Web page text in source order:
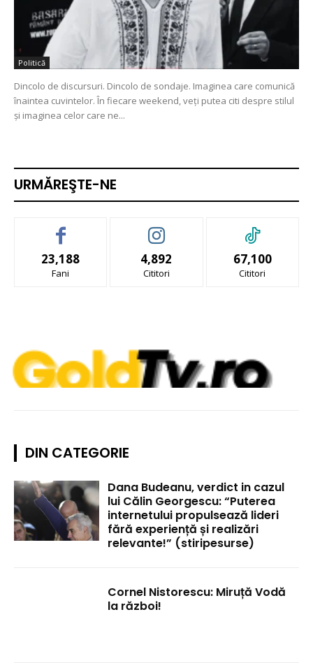
Politică
Dincolo de discursuri. Dincolo de sondaje. Imaginea care comunică
înaintea cuvintelor. În fiecare weekend, veți putea citi despre stilul
și imaginea celor care ne...
URMĂREŞTE-NE
23,188
Fani
4,892
Cititori
67,100
Cititori
DIN CATEGORIE
Dana Budeanu, verdict in cazul
lui Călin Georgescu: “Puterea
internetului propulsează lideri
fără experiență și realizări
relevante!” (stiripesurse)
Cornel Nistorescu: Miruță Vodă
la război!